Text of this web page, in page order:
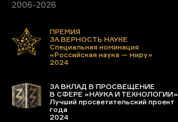
2006-2026
ПРЕМИЯ
ЗА ВЕРНОСТЬ НАУКЕ
Специальная номинация
«Российская наука — миру»
2024
ЗА ВКЛАД В ПРОСВЕЩЕНИЕ
В СФЕРЕ «НАУКА И ТЕХНОЛОГИИ»
Лучший просветительский проект
года
2024